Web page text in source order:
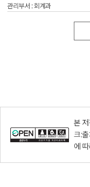
관리부서 : 회계과
본
크:
에